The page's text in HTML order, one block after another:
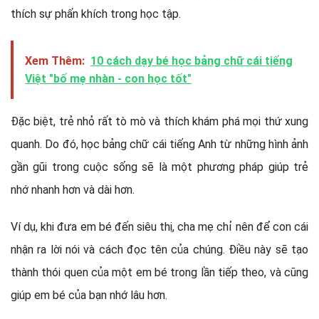
thích sự phấn khích trong học tập.
Xem Thêm: 10 cách dạy bé học bảng chữ cái tiếng
Việt "bố mẹ nhàn - con học tốt"
Đặc biệt, trẻ nhỏ rất tò mò và thích khám phá mọi thứ xung
quanh. Do đó, học bảng chữ cái tiếng Anh từ những hình ảnh
gần gũi trong cuộc sống sẽ là một phương pháp giúp trẻ
nhớ nhanh hơn và dài hơn.
Ví dụ, khi đưa em bé đến siêu thị, cha mẹ chỉ nên để con cái
nhận ra lời nói và cách đọc tên của chúng. Điều này sẽ tạo
thành thói quen của một em bé trong lần tiếp theo, và cũng
giúp em bé của bạn nhớ lâu hơn.